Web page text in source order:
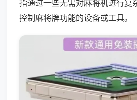
指通过一些无需对麻将机进行复
控制麻将牌功能的设备或工具。